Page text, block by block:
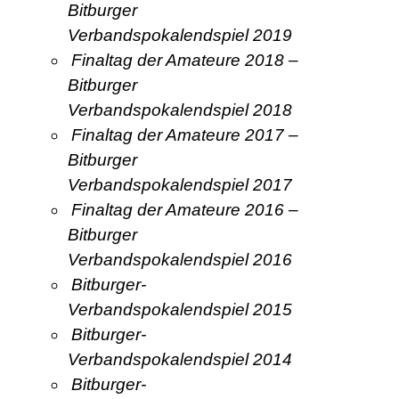
Bitburger
Verbandspokalendspiel 2019
Finaltag der Amateure 2018 –
Bitburger
Verbandspokalendspiel 2018
Finaltag der Amateure 2017 –
Bitburger
Verbandspokalendspiel 2017
Finaltag der Amateure 2016 –
Bitburger
Verbandspokalendspiel 2016
Bitburger-
Verbandspokalendspiel 2015
Bitburger-
Verbandspokalendspiel 2014
Bitburger-